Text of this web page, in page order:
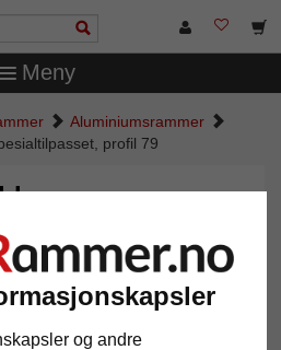
og andre
Meny
Aluminiumsrammer
profil 79
profil 79